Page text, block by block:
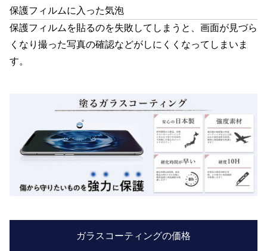
保護フィルムに入った気泡
保護フィルムを貼るのを失敗してしまうと、画面が見づら
くなり撮った写真の確認などがしにくくなってしまいま
す。
ガラスコーティングの価格